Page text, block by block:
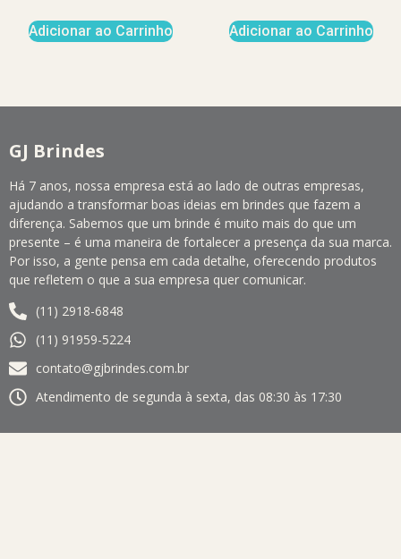
Adicionar ao Carrinho Adicionar ao Carrinho
GJ Brindes
Há 7 anos, nossa empresa está ao lado de outras empresas,
ajudando a transformar boas ideias em brindes que fazem a
diferença. Sabemos que um brinde é muito mais do que um
presente – é uma maneira de fortalecer a presença da sua marca.
Por isso, a gente pensa em cada detalhe, oferecendo produtos
que refletem o que a sua empresa quer comunicar.
(11) 2918-6848
(11) 91959-5224
contato@gjbrindes.com.br
Atendimento de segunda à sexta, das 08:30 às 17:30